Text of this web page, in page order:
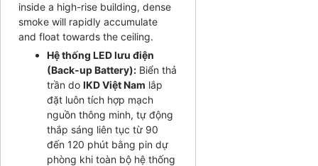
inside a high-rise building, dense
smoke will rapidly accumulate
and float towards the ceiling.
Hệ thống LED lưu điện
(Back-up Battery): Biển thả
trần do IKD Việt Nam lắp
đặt luôn tích hợp mạch
nguồn thông minh, tự động
thắp sáng liên tục từ 90
đến 120 phút bằng pin dự
phòng khi toàn bộ hệ thống